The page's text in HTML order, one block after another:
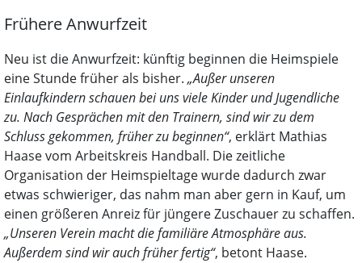
Frühere Anwurfzeit
Neu ist die Anwurfzeit: künftig beginnen die Heimspiele
eine Stunde früher als bisher. „Außer unseren
Einlaufkindern schauen bei uns viele Kinder und Jugendliche
zu. Nach Gesprächen mit den Trainern, sind wir zu dem
Schluss gekommen, früher zu beginnen“, erklärt Mathias
Haase vom Arbeitskreis Handball. Die zeitliche
Organisation der Heimspieltage wurde dadurch zwar
etwas schwieriger, das nahm man aber gern in Kauf, um
einen größeren Anreiz für jüngere Zuschauer zu schaffen.
„Unseren Verein macht die familiäre Atmosphäre aus.
Außerdem sind wir auch früher fertig“, betont Haase.